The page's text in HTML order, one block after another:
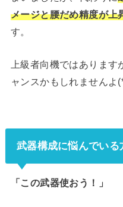
メージと腰だめ精度が上
す。
上級者向機ではありま
ャンスかもしれませんよ
武器構成に悩んでいる
「この武器使おう！」